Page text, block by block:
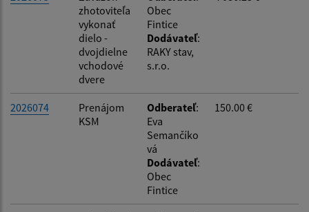
zhotoviteľa
vykonať
dielo -
dvojdielne
vchodové
dvere
Obec
Fintice
Dodávateľ:
RAKY stav,
s.r.o.
2026074
Prenájom
KSM
Odberateľ:
Eva
Semančíko
vá
Dodávateľ:
Obec
Fintice
150.00 €